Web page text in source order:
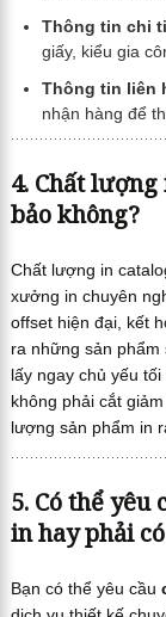
Thông tin chi
giấy, kiểu gia
Thông tin liên
nhận hàng để
4. Chất
bảo không?
Chất lượng in
xưởng in chuyên
offset hiện đại, kết
ra những sản phẩm
lấy ngay chủ yếu
không phải cắt
lượng sản phẩm in
5. Có thể
in hay phải
Bạn có thể yêu cầu